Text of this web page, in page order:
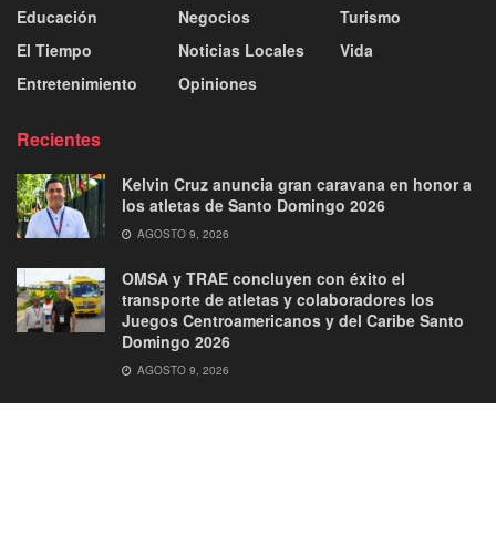
Educación
El Tiempo
Entretenimiento
Negocios
Noticias Locales
Opiniones
Turismo
Vida
Recientes
Kelvin Cruz anuncia gran caravana en honor a
los atletas de Santo Domingo 2026
AGOSTO 9, 2026
OMSA y TRAE concluyen con éxito el
transporte de atletas y colaboradores los
Juegos Centroamericanos y del Caribe Santo
Domingo 2026
AGOSTO 9, 2026